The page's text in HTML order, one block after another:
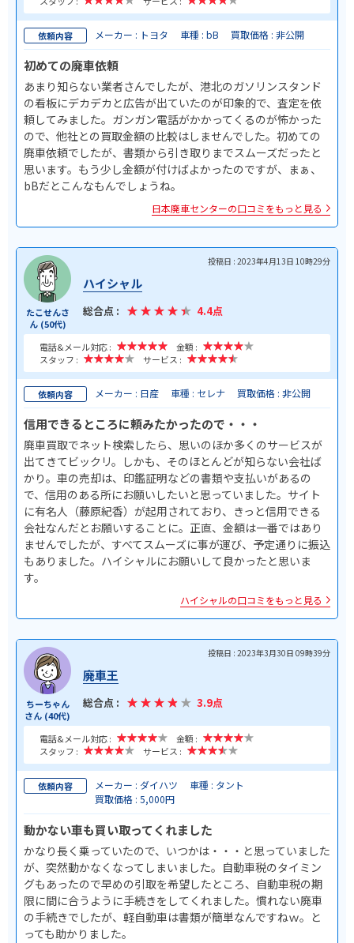
依頼内容 メーカー : トヨタ 車種 : bB 買取価格 : 非公開
初めての廃車依頼
あまり知らない業者さんでしたが、港北のガソリンスタンド
の看板にデカデカと広告が出ていたのが印象的で、査定を依
頼してみました。ガンガン電話がかかってくるのが怖かった
ので、他社との買取金額の比較はしませんでした。初めての
廃車依頼でしたが、書類から引き取りまでスムーズだったと
思います。もう少し金額が付けばよかったのですが、まぁ、
bBだとこんなもんでしょうね。
日本廃車センターの口コミをもっと見る
投稿日 : 2023年4月13日 10時29分
たこせんさ
ん (50代)
ハイシャル
総合点 : 4.4点
電話&メール対応 :
金額 :
スタッフ :
サービス :
依頼内容 メーカー : 日産 車種 : セレナ 買取価格 : 非公開
信用できるところに頼みたかったので・・・
廃車買取でネット検索したら、思いのほか多くのサービスが
出てきてビックリ。しかも、そのほとんどが知らない会社ば
かり。車の売却は、印鑑証明などの書類や支払いがあるの
で、信用のある所にお願いしたいと思っていました。サイト
に有名人（藤原紀香）が起用されており、きっと信用できる
会社なんだとお願いすることに。正直、金額は一番ではあり
ませんでしたが、すべてスムーズに事が運び、予定通りに振込
もありました。ハイシャルにお願いして良かったと思いま
す。
ハイシャルの口コミをもっと見る
投稿日 : 2023年3月30日 09時39分
ちーちゃん
さん (40代)
廃車王
総合点 : 3.9点
電話&メール対応 :
金額 :
スタッフ :
サービス :
依頼内容 メーカー : ダイハツ
車種 : タント
買取価格 : 5,000円
動かない車も買い取ってくれました
かなり長く乗っていたので、いつかは・・・と思っていました
が、突然動かなくなってしまいました。自動車税のタイミン
グもあったので早めの引取を希望したところ、自動車税の期
限に間に合うように手続きをしてくれました。慣れない廃車
の手続きでしたが、軽自動車は書類が簡単なんですねｗ。と
っても助かりました。